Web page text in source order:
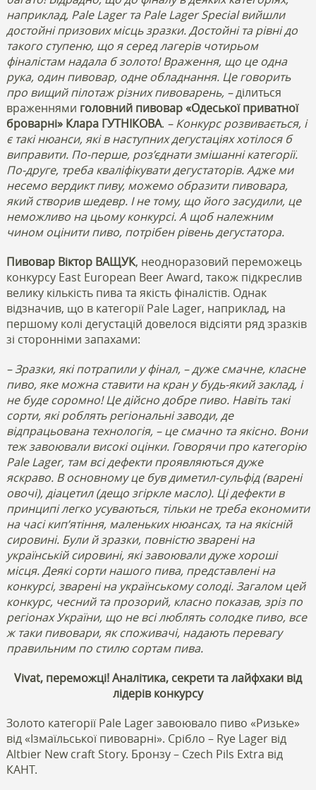
наприклад, Pale Lager та Pale Lager Special вийшли
достойні призових місць зразки. Достойні та рівні до
такого ступеню, що я серед лагерів чотирьом
фіналістам надала б золото! Враження, що це одна
рука, один пивовар, одне обладнання. Це говорить
про вищий пілотаж різних пивоварень, –ділиться
враженнями головний пивовар «Одеської приватної
броварні» Клара ГУТНІКОВА. – Конкурс розвивається, і
є такі нюанси, які в наступних дегустаціях хотілося б
виправити. По-перше, роз’єднати змішанні категорії.
По-друге, треба кваліфікувати дегустаторів. Адже ми
несемо вердикт пиву, можемо образити пивовара,
який створив шедевр. І не тому, що його засудили, це
неможливо на цьому конкурсі. А щоб належним
чином оцінити пиво, потрібен рівень дегустатора.
Пивовар Віктор ВАЩУК, неодноразовий переможець
конкурсу East European Beer Award, також підкреслив
велику кількість пива та якість фіналістів. Однак
відзначив, що в категорії Pale Lager, наприклад, на
першому колі дегустацій довелося відсіяти ряд зразків
зі сторонніми запахами:
– Зразки, які потрапили у фінал, – дуже смачне, класне
пиво, яке можна ставити на кран у будь-який заклад, і
не буде соромно! Це дійсно добре пиво. Навіть такі
сорти, які роблять регіональні заводи, де
відпрацьована технологія, – це смачно та якісно. Вони
теж завоювали високі оцінки. Говорячи про категорію
Pale Lager, там всі дефекти проявляються дуже
яскраво. В основному це був диметил-сульфід (варені
овочі), діацетил (дещо згіркле масло). Ці дефекти в
принципі легко усуваються, тільки не треба економити
на часі кип’ятіння, маленьких нюансах, та на якісній
сировині. Були й зразки, повністю зварені на
українській сировині, які завоювали дуже хороші
місця. Деякі сорти нашого пива, представлені на
конкурсі, зварені на українському солоді. Загалом цей
конкурс, чесний та прозорий, класно показав, зріз по
регіонах України, що не всі люблять солодке пиво, все
ж таки пивовари, як споживачі, надають перевагу
правильним по стилю сортам пива.
Vivat, переможці! Аналітика, секрети та лайфхаки від
лідерів конкурсу
Золото категорії Pale Lager завоювало пиво «Ризьке»
від «Ізмаїльської пивоварні». Срібло – Rye Lager від
Altbier New craft Story. Бронзу – Czech Pils Extra від
КАНТ.